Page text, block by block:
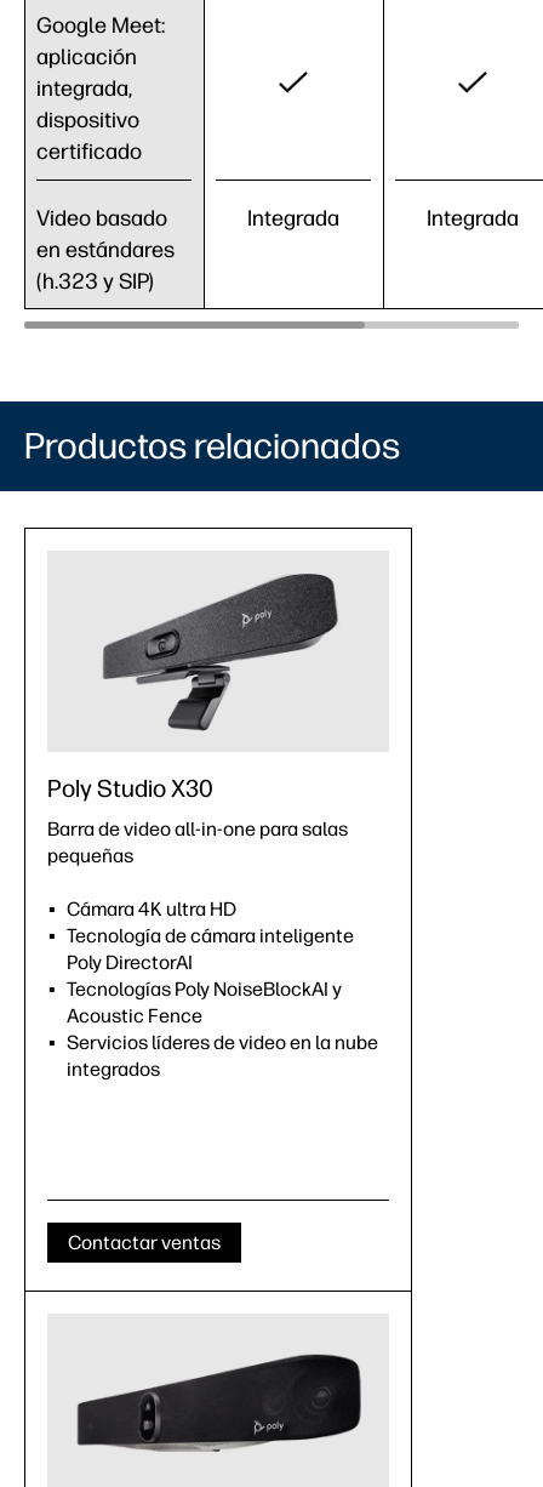
Google Meet:
aplicación
integrada,
dispositivo
certificado
Video basado
en estándares
(h.323 y SIP)
Integrada Integrada
Productos relacionados
Poly Studio X30
Barra de video all-in-one para salas
pequeñas
Cámara 4K ultra HD
Tecnología de cámara inteligente
Poly DirectorAI
Tecnologías Poly NoiseBlockAI y
Acoustic Fence
Servicios líderes de video en la nube
integrados
Contactar ventas